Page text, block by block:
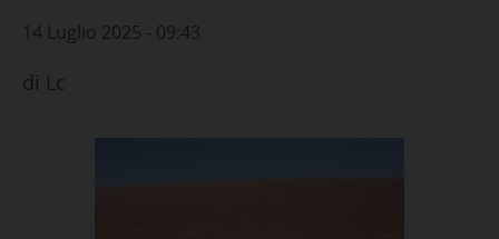
14 Luglio 2025 - 09:43
di Lc